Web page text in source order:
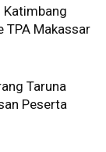
Katimbang
TPA Makassar
Taruna
Peserta